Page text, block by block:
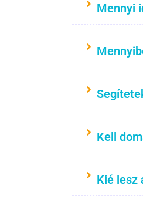
Mennyi
Kell
Kié lesz